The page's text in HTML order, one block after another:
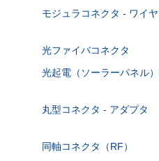
モジュラコネクタ - ワイ
光ファイバコネクタ
光起電（ソーラーパネル
丸型コネクタ - アダプタ
同軸コネクタ（RF）